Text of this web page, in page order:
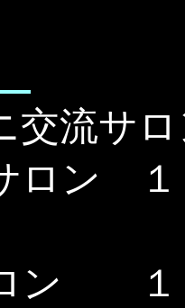
流サロ
ン １２
１２